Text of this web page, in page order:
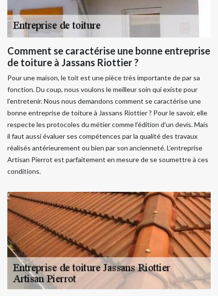
Comment se caractérise une bonne entreprise
de toiture à Jassans Riottier ?
Pour une maison, le toit est une pièce très importante de par sa
fonction. Du coup, nous voulons le meilleur soin qui existe pour
l’entretenir. Nous nous demandons comment se caractérise une
bonne entreprise de toiture à Jassans Riottier ? Pour le savoir, elle
respecte les protocoles du métier comme l’édition d’un devis. Mais
il faut aussi évaluer ses compétences par la qualité des travaux
réalisés antérieurement ou bien par son ancienneté. L’entreprise
Artisan Pierrot est parfaitement en mesure de se soumettre à ces
conditions.